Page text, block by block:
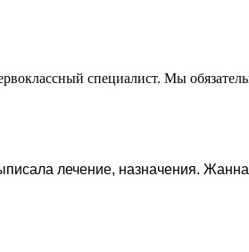
специалист. Мы
лечение, назначения.